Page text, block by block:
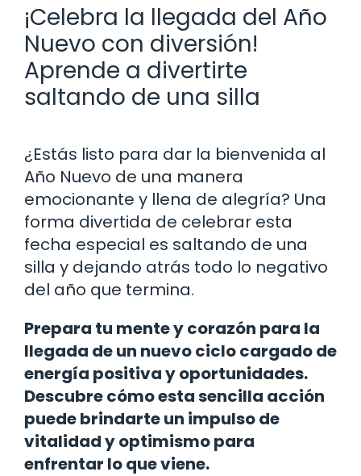
¡Celebra la llegada del Año
Nuevo con diversión!
Aprende a divertirte
saltando de una silla
¿Estás listo para dar la bienvenida al
Año Nuevo de una manera
emocionante y llena de alegría? Una
forma divertida de celebrar esta
fecha especial es saltando de una
silla y dejando atrás todo lo negativo
del año que termina.
Prepara tu mente y corazón para la
llegada de un nuevo ciclo cargado de
energía positiva y oportunidades.
Descubre cómo esta sencilla acción
puede brindarte un impulso de
vitalidad y optimismo para
enfrentar lo que viene.